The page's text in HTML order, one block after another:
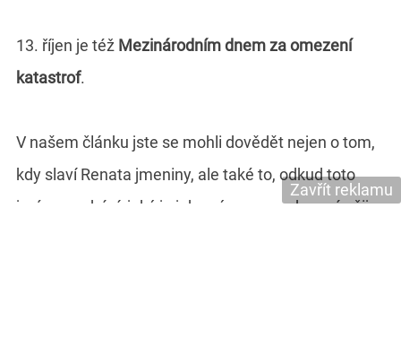
13. říjen je též Mezinárodním dnem za omezení
katastrof.
V našem článku jste se mohli dovědět nejen o tom,
kdy slaví Renata jmeniny, ale také to, odkud toto
jméno pochází, jaký je jeho význam a zda u nás žije
Zavřít reklamu